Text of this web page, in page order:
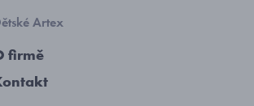
Artex
firmě